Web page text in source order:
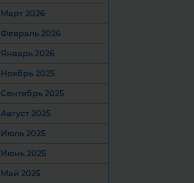
Март 2026
Февраль 2026
Январь 2026
Ноябрь 2025
Сентябрь 2025
Август 2025
Июль 2025
Июнь 2025
Май 2025